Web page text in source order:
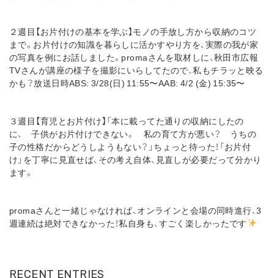
２週目【お片付けの基本を学ぶ】モノの手放し方から収納のコツ
まで。お片付けの知識を暮らしに活かすやり方を、実際の我が家
の写真を例にお話しました。promaさんを取材しに、秋田市広報
TVさんが講座の様子を撮影にいらしてたので、私もチラッと映る
かも？放送日時ABS: 3/28(日) 11:55〜AAB: 4/2 (金) 15:35〜
３週目【育児とお片付け】「本に載ってた通りの収納にしたの
に、 子供がお片付けできない。 私の育て方が悪い？ うちの
子の性格だからどうしようもない？」ちょっと待った！「お片付
け」を丁寧に見直せば、その考え自体、見直しが必要だって分かり
ます。
promaさんと一緒じゃなければ、オンラインと会場の同時進行、3
週連続は絶対できなかった！私自身も、すごく楽しかったです
RECENT ENTRIES